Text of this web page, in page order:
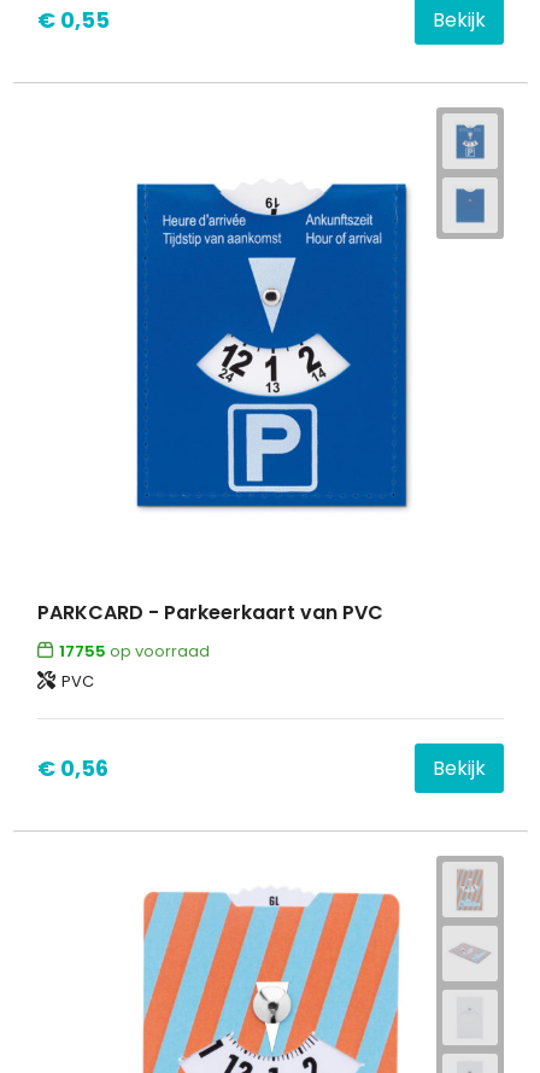
€ 0,55 Bekijk
PARKCARD - Parkeerkaart van PVC
17755 op voorraad
PVC
€ 0,56 Bekijk